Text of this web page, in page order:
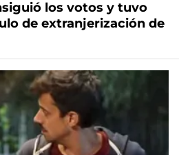
los votos y tuvo
de extranjerización de